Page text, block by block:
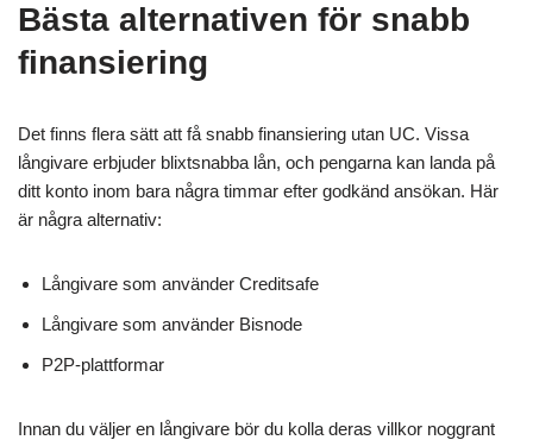
Bästa alternativen för snabb
finansiering
Det finns flera sätt att få snabb finansiering utan UC. Vissa
långivare erbjuder blixtsnabba lån, och pengarna kan landa på
ditt konto inom bara några timmar efter godkänd ansökan. Här
är några alternativ:
Långivare som använder Creditsafe
Långivare som använder Bisnode
P2P-plattformar
Innan du väljer en långivare bör du kolla deras villkor noggrant